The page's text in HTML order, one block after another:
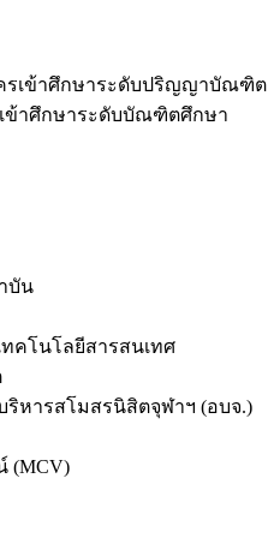
รเข้าศึกษาระดับปริญญาบัณฑิต
ข้าศึกษาระดับบัณฑิตศึกษา
บัน
คโนโลยีสารสนเทศ
ริหารสโมสรนิสิตจุฬาฯ (อบจ.)
(MCV)